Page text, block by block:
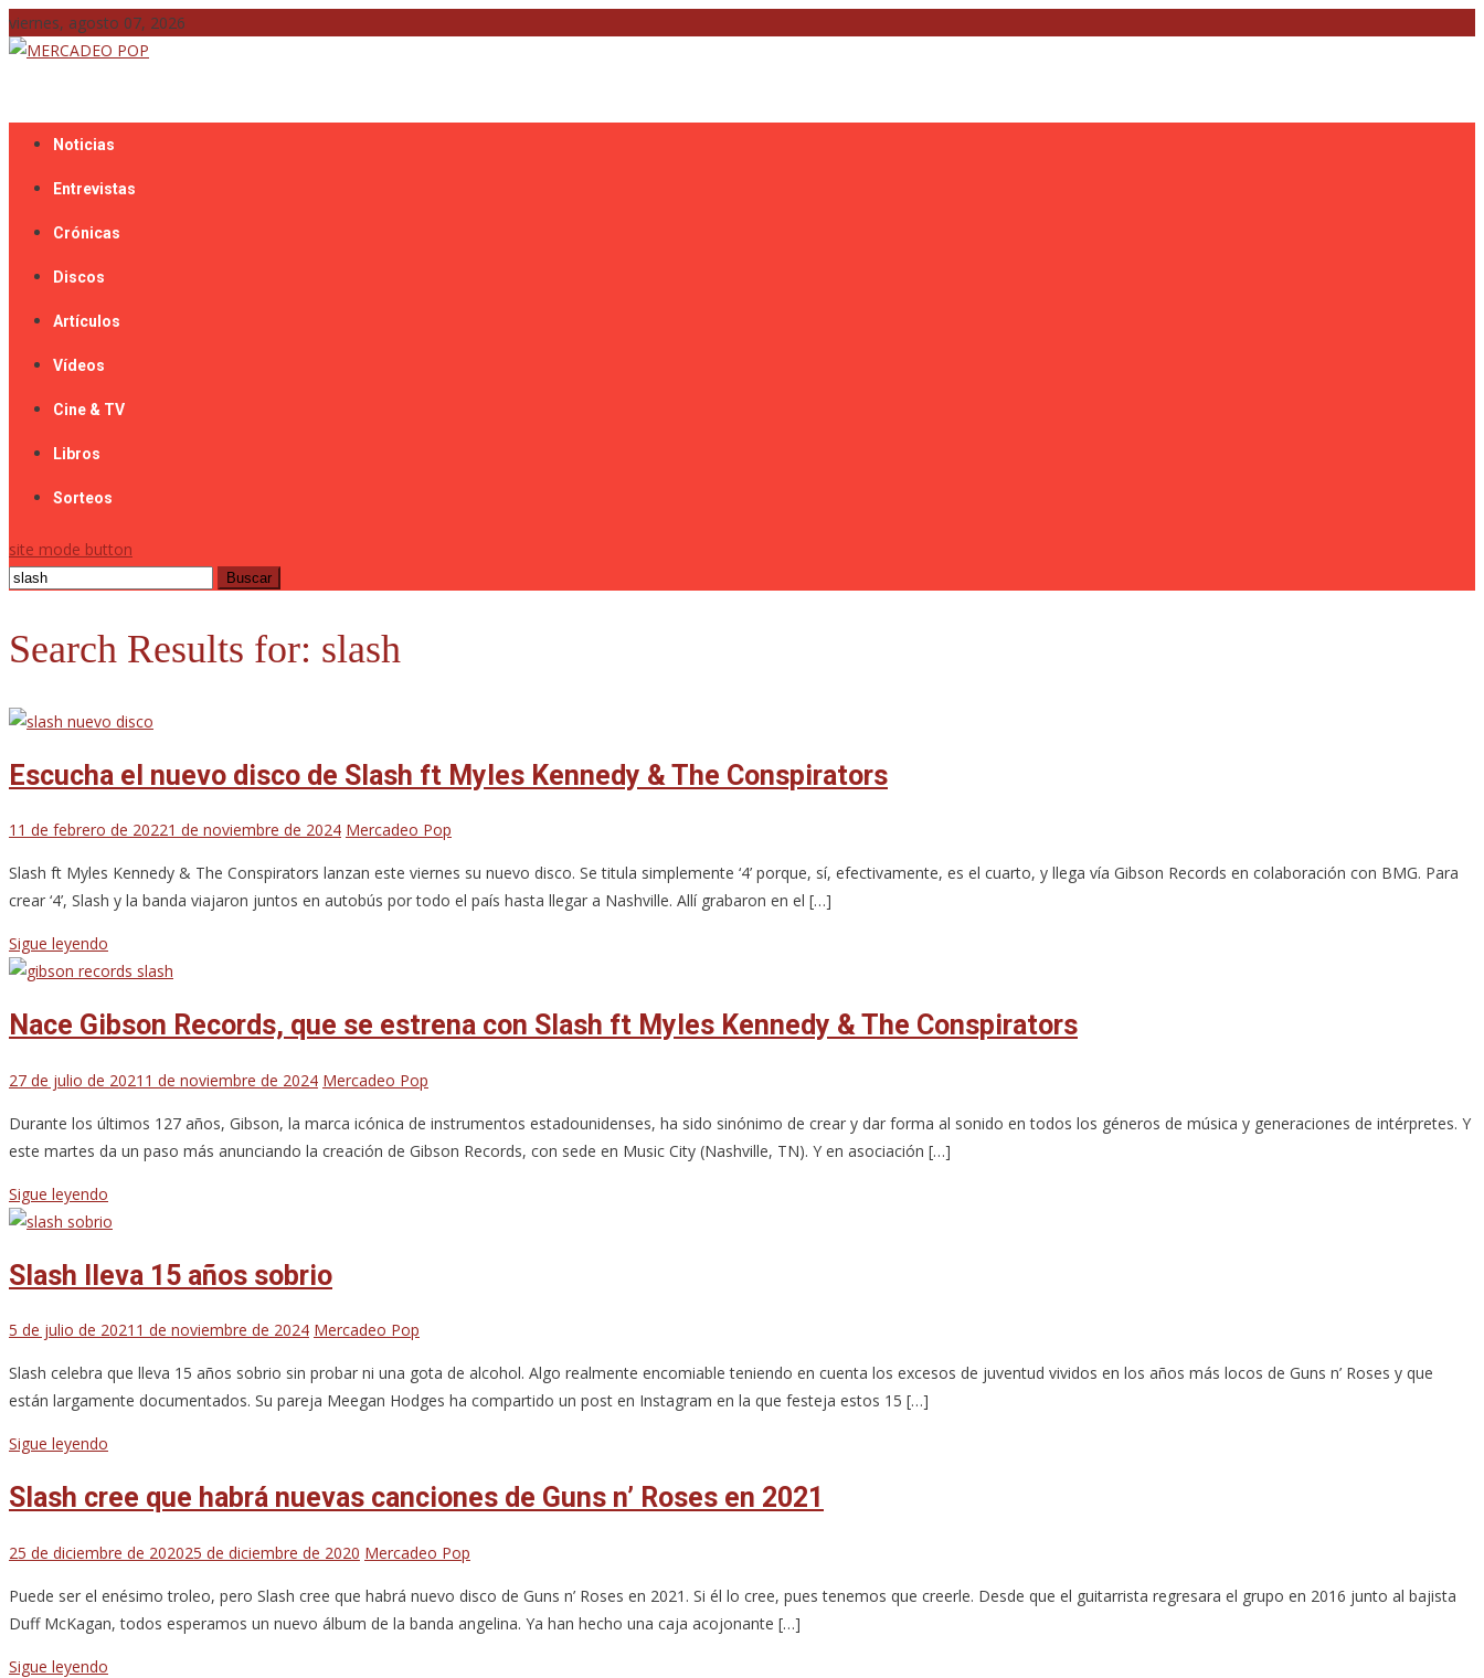
Skip
to
viernes, agosto 07, 2026
Noticias
Entrevistas
Crónicas
Discos
Artículos
Vídeos
Cine & TV
Libros
Sorteos
site mode button
Buscar:
Search Results for: slash
Escucha el nuevo disco de Slash ft Myles Kennedy & The Conspirators
11 de febrero de 20221 de noviembre de 2024 Mercadeo Pop
Slash ft Myles Kennedy & The Conspirators lanzan este viernes su nuevo disco. Se titula simplemente ‘4’ porque, sí, efectivamente, es el cuarto, y llega vía Gibson Records en colaboración con BMG. Para
crear ‘4’, Slash y la banda viajaron juntos en autobús por todo el país hasta llegar a Nashville. Allí grabaron en el […]
Sigue leyendo
Nace Gibson Records, que se estrena con Slash ft Myles Kennedy & The Conspirators
27 de julio de 2021 1 de noviembre de 2024 Mercadeo Pop
Durante los últimos 127 años, Gibson, la marca icónica de instrumentos estadounidenses, ha sido sinónimo de crear y dar forma al sonido en todos los géneros de música y generaciones de intérpretes. Y
este martes da un paso más anunciando la creación de Gibson Records, con sede en Music City (Nashville, TN). Y en asociación […]
Sigue leyendo
Slash lleva 15 años sobrio
5 de julio de 2021 1 de noviembre de 2024 Mercadeo Pop
Slash celebra que lleva 15 años sobrio sin probar ni una gota de alcohol. Algo realmente encomiable teniendo en cuenta los excesos de juventud vividos en los años más locos de Guns n’ Roses y que
están largamente documentados. Su pareja Meegan Hodges ha compartido un post en Instagram en la que festeja estos 15 […]
Sigue leyendo
Slash cree que habrá nuevas canciones de Guns n’ Roses en 2021
25 de diciembre de 202025 de diciembre de 2020 Mercadeo Pop
Puede ser el enésimo troleo, pero Slash cree que habrá nuevo disco de Guns n’ Roses en 2021. Si él lo cree, pues tenemos que creerle. Desde que el guitarrista regresara el grupo en 2016 junto al bajista
Duff McKagan, todos esperamos un nuevo álbum de la banda angelina. Ya han hecho una caja acojonante […]
Sigue leyendo